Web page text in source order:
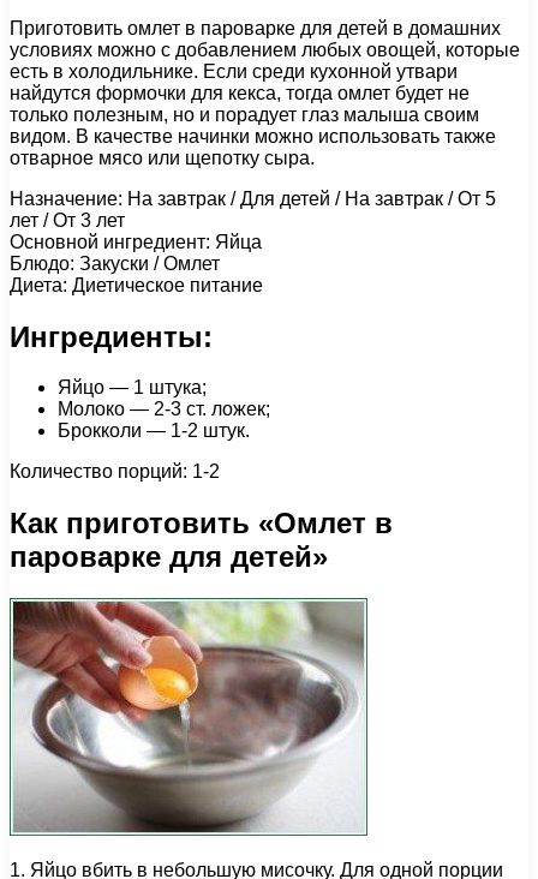
Приготовить омлет в пароварке для детей в домашних
условиях можно с добавлением любых овощей, которые
есть в холодильнике. Если среди кухонной утвари
найдутся формочки для кекса, тогда омлет будет не
только полезным, но и порадует глаз малыша своим
видом. В качестве начинки можно использовать также
отварное мясо или щепотку сыра.
Назначение: На завтрак / Для детей / На завтрак / От 5
лет / От 3 лет
Основной ингредиент: Яйца
Блюдо: Закуски / Омлет
Диета: Диетическое питание
Ингредиенты:
Яйцо — 1 штука;
Молоко — 2-3 ст. ложек;
Брокколи — 1-2 штук.
Количество порций: 1-2
Как приготовить «Омлет в
пароварке для детей»
1. Яйцо вбить в небольшую мисочку. Для одной порции